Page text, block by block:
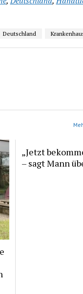
Deutschland
„Jetzt
– sagt Mann